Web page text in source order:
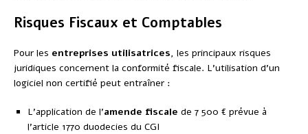
Risques Fiscaux et Comptables
Pour les entreprises utilisatrices, les principaux risques
juridiques concernent la conformité fiscale. L’utilisation d’un
logiciel non certifié peut entraîner :
L’application de l’amende fiscale de 7 500 € prévue à
l’article 1770 duodecies du CGI